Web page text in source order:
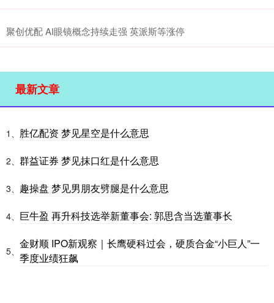
聚创优配 AI眼镜概念持续走强 英派斯等涨停
最新文章
1、 胜亿配资 梦见星空是什么意思
2、 群益证券 梦见抹口红是什么意思
3、 趣操盘 梦见男朋友劈腿是什么意思
4、 巨牛盈 再升科技选举新董事会: 郭思含当选董事长
5、
金财顺 IPO新观察｜长鹰硬科过会，硬质合金“小巨人”一
季度业绩狂飙